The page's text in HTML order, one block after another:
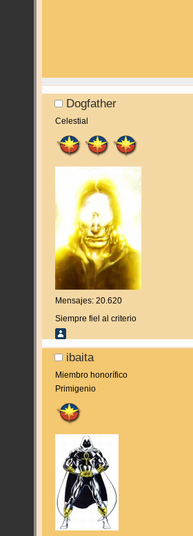
Dogfather
Celestial
Mensajes: 20.620
Siempre fiel al criterio
ibaita
Miembro honorífico
Primigenio